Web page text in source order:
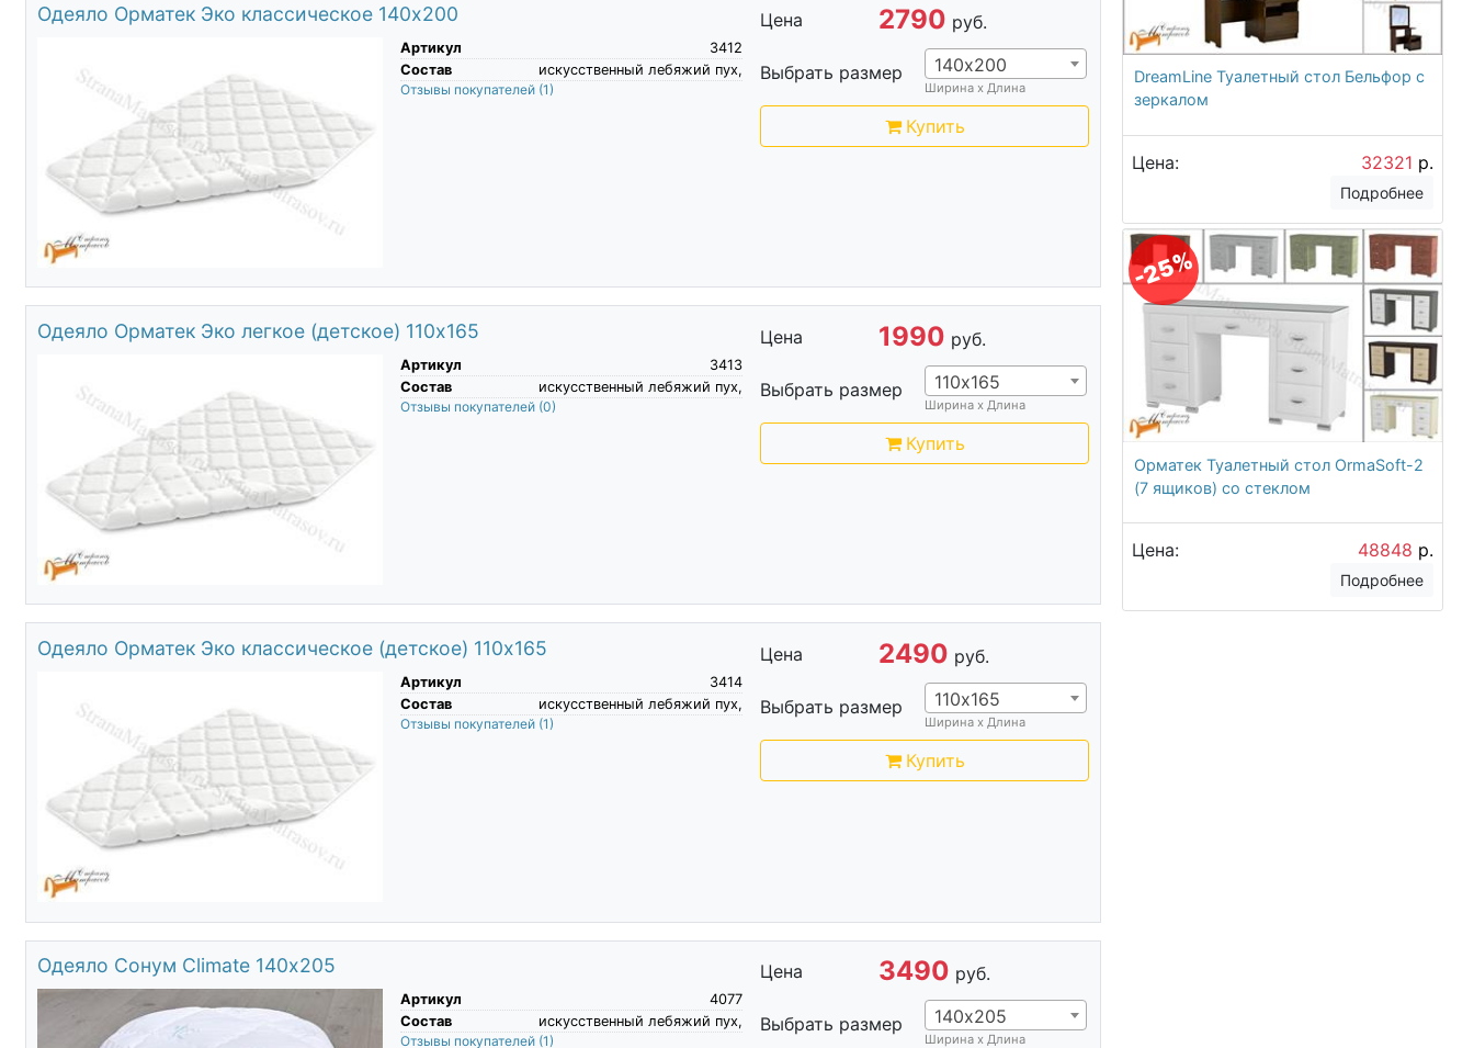
Одеяло Орматек Эко классическое 140х200
Артикул
3412
Состав
искусственный лебяжий пух,
Отзывы покупателей (1)
Цена 2790 руб.
Выбрать размер 140х200
Ширина х Длина
Купить
Одеяло Орматек Эко легкое (детское) 110х165
Артикул
3413
Состав
искусственный лебяжий пух,
Отзывы покупателей (0)
Цена 1990 руб.
Выбрать размер 110х165
Ширина х Длина
Купить
Одеяло Орматек Эко классическое (детское) 110х165
Артикул
3414
Состав
искусственный лебяжий пух,
Отзывы покупателей (1)
Цена 2490 руб.
Выбрать размер 110х165
Ширина х Длина
Купить
Одеяло Сонум Climate 140х205
Артикул
4077
Состав
искусственный лебяжий пух,
Отзывы покупателей (1)
Цена 3490 руб.
Выбрать размер 140х205
Ширина х Длина
DreamLine Туалетный стол Бельфор с
зеркалом
Цена: 32321 р.
Подробнее
-25%
Орматек Туалетный стол OrmaSoft-2
(7 ящиков) со стеклом
Цена: 48848 р.
Подробнее